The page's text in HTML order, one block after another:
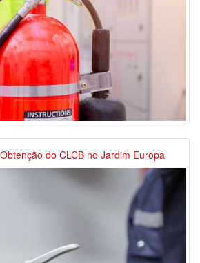
do CLCB no Jardim Europa